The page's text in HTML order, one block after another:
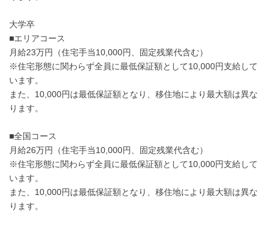
大学卒
■エリアコース
月給23万円（住宅手当10,000円、固定残業代含む）
※住宅形態に関わらず全員に最低保証額として10,000円支給して
います。
また、10,000円は最低保証額となり、移住地により最大額は異な
ります。
■全国コース
月給26万円（住宅手当10,000円、固定残業代含む）
※住宅形態に関わらず全員に最低保証額として10,000円支給して
います。
また、10,000円は最低保証額となり、移住地により最大額は異な
ります。